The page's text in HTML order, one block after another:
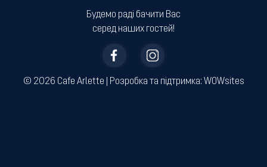
Будемо раді бачити Вас
серед наших гостей!
© 2026 Cafe Arlette | ­Розробка та підтримка: WOWsites